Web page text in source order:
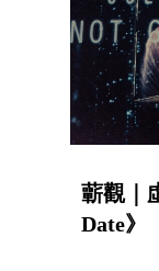
蘄觀｜
Date》